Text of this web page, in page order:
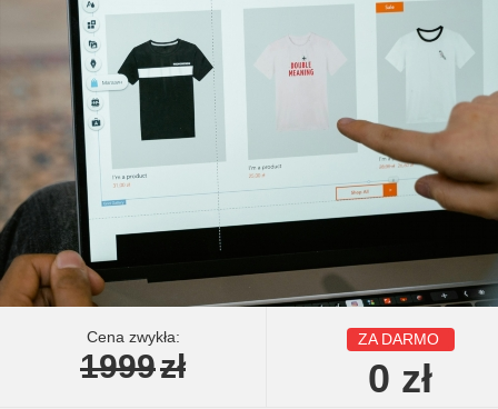
Cena zwykła:
1999zł
ZA DARMO
0 zł